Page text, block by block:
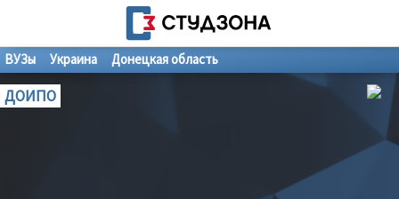
ВУЗы Украина Донецкая область
ДОИПО